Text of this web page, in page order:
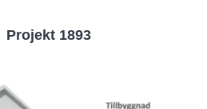
Projekt 1893